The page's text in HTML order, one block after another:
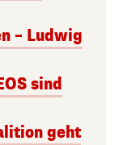
– Ludwig
sind
geht